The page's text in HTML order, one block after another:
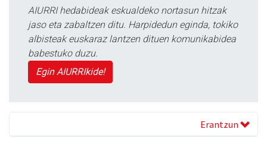
AIURRI hedabideak eskualdeko nortasun hitzak
jaso eta zabaltzen ditu. Harpidedun eginda, tokiko
albisteak euskaraz lantzen dituen komunikabidea
babestuko duzu.
Egin AIURRIkide!
Erantzun